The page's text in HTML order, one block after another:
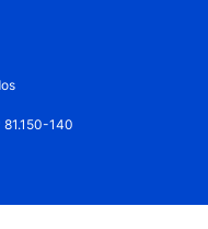
81.150-140